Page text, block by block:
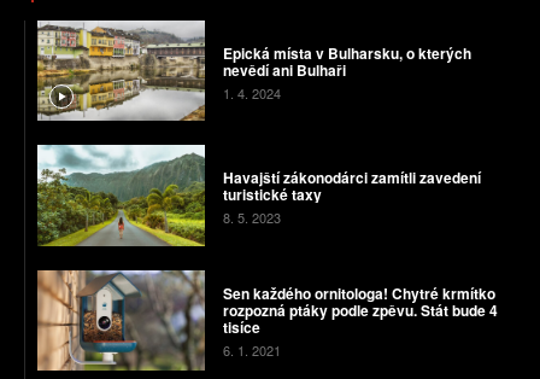
Epická místa v Bulharsku, o kterých
nevědí ani Bulhaři
1. 4. 2024
Havajští zákonodárci zamítli zavedení
turistické taxy
8. 5. 2023
Sen každého ornitologa! Chytré krmítko
rozpozná ptáky podle zpěvu. Stát bude 4
tisíce
6. 1. 2021